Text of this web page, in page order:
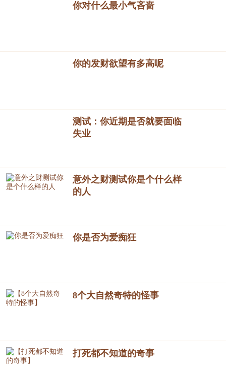
你对什么最小气吝啬
你的发财欲望有多高呢
测试：你近期是否就要面临
失业
意外之财测试你是个什么样
的人
你是否为爱痴狂
8个大自然奇特的怪事
打死都不知道的奇事